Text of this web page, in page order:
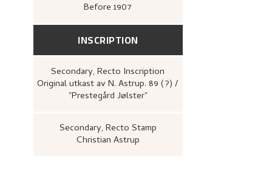
Before 1907
INSCRIPTION
Secondary, Recto Inscription
Original utkast av N. Astrup. 89 (?) /
"Prestegård Jølster"
Secondary, Recto Stamp
Christian Astrup